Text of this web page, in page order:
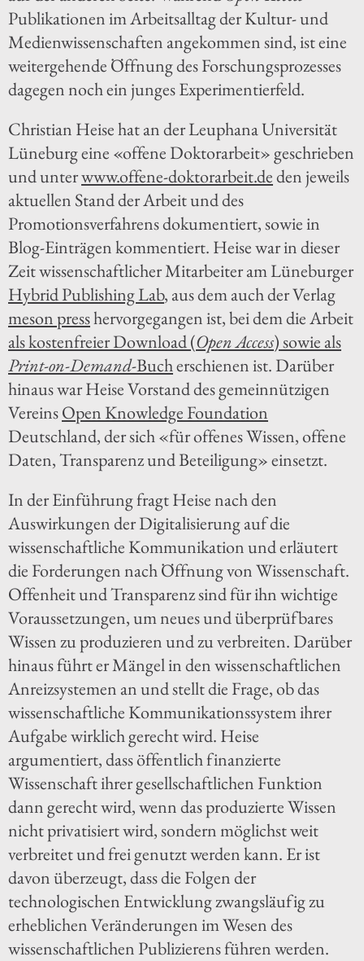
Publikationen im Arbeitsalltag der Kultur- und
Medienwissenschaften angekommen sind, ist eine
weitergehende Öffnung des Forschungsprozesses
dagegen noch ein junges Experimentierfeld.
Christian Heise hat an der Leuphana Universität
Lüneburg eine «offene Doktorarbeit» geschrieben
und unterwww.offene-doktorarbeit.deden jeweils
aktuellen Stand der Arbeit und des
Promotionsverfahrens dokumentiert, sowie in
Blog-Einträgen kommentiert. Heise war in dieser
Zeit wissenschaftlicher Mitarbeiter am Lüneburger
Hybrid Publishing Lab, aus dem auch der Verlag
meson presshervorgegangen ist, bei dem die Arbeit
als kostenfreier Download (Open Access) sowie als
Print-on-Demand-Bucherschienen ist. Darüber
hinaus war Heise Vorstand des gemeinnützigen
VereinsOpen Knowledge Foundation
Deutschland, der sich «für offenes Wissen, offene
Daten, Transparenz und Beteiligung» einsetzt.
In der Einführung fragt Heise nach den
Auswirkungen der Digitalisierung auf die
wissenschaftliche Kommunikation und erläutert
die Forderungen nach Öffnung von Wissenschaft.
Offenheit und Transparenz sind für ihn wichtige
Voraussetzungen, um neues und überprüfbares
Wissen zu produzieren und zu verbreiten. Darüber
hinaus führt er Mängel in den wissenschaftlichen
Anreizsystemen an und stellt die Frage, ob das
wissenschaftliche Kommunikationssystem ihrer
Aufgabe wirklich gerecht wird. Heise
argumentiert, dass öffentlich finanzierte
Wissenschaft ihrer gesellschaftlichen Funktion
dann gerecht wird, wenn das produzierte Wissen
nicht privatisiert wird, sondern möglichst weit
verbreitet und frei genutzt werden kann. Er ist
davon überzeugt, dass die Folgen der
technologischen Entwicklung zwangsläufig zu
erheblichen Veränderungen im Wesen des
wissenschaftlichen Publizierens führen werden.